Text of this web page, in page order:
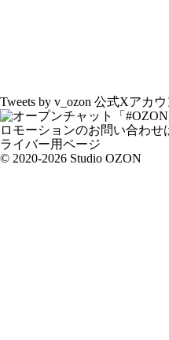
Tweets by v_ozon 公式Xアカウ
ロモーションのお問い合わせ
ライバー用ページ
© 2020-2026 Studio OZON